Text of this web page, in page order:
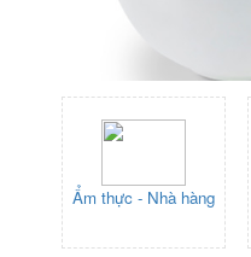
Ẩm thực - Nhà hàng